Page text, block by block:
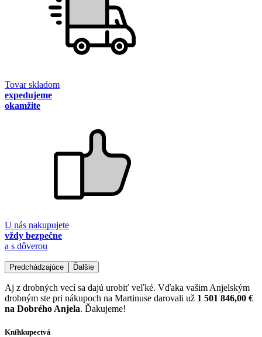
Tovar skladom
expedujeme
okamžite
U nás nakupujete
vždy bezpečne
a s dôverou
Predchádzajúce Ďalšie
Aj z drobných vecí sa dajú urobiť veľké. Vďaka vašim Anjelským
drobným ste pri nákupoch na Martinuse darovali už 1 501 846,00 €
na Dobrého Anjela. Ďakujeme!
Kníhkupectvá